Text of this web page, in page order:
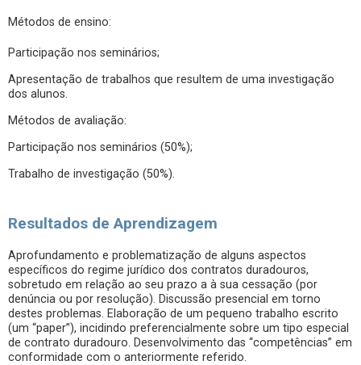
Métodos de ensino:
Participação nos seminários;
Apresentação de trabalhos que resultem de uma investigação
dos alunos.
Métodos de avaliação:
Participação nos seminários (50%);
Trabalho de investigação (50%).
Resultados de Aprendizagem
Aprofundamento e problematização de alguns aspectos
específicos do regime jurídico dos contratos duradouros,
sobretudo em relação ao seu prazo a à sua cessação (por
denúncia ou por resolução). Discussão presencial em torno
destes problemas. Elaboração de um pequeno trabalho escrito
(um “paper”), incidindo preferencialmente sobre um tipo especial
de contrato duradouro. Desenvolvimento das “competências” em
conformidade com o anteriormente referido.